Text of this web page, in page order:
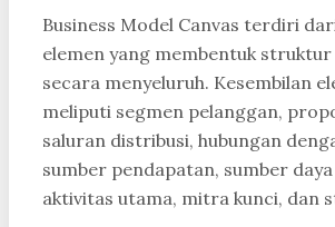
Business Model Canvas terdiri
elemen yang membentuk struktur
secara menyeluruh. Kesembilan
meliputi segmen pelanggan,
saluran distribusi, hubungan
sumber pendapatan, sumber
aktivitas utama, mitra kunci, dan